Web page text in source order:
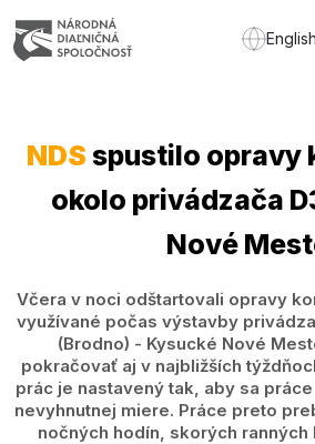
English
NDS spustilo opravy
okolo privádzača
Nové
Včera v noci odštartovali opravy
využívané počas výstavby
(Brodno) - Kysucké Nové
pokračovať aj v najbližších
prác je nastavený tak, aby sa
nevyhnutnej miere. Práce preto
nočných hodín, skorých ranných